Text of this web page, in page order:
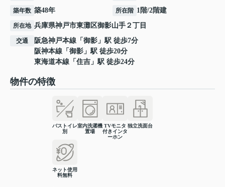
築年数 築48年 所在階 1階/2階建
所在地 兵庫県神戸市東灘区御影山手 ２丁目
交通 阪急神戸本線 「 御影 」駅 徒歩7分
阪神本線 「 御影 」駅 徒歩20分
東海道本線 「 住吉 」駅 徒歩24分
物件の特徴
バストイレ
別
室内洗濯機
置場
TVモニタ
付きインタ
ーホン
独立洗面台
ネット使用
料無料